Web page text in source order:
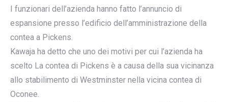
I funzionari dell’azienda hanno fatto l’annuncio di
espansione presso l’edificio dell’amministrazione della
contea a Pickens.
Kawaja ha detto che uno dei motivi per cui l’azienda ha
scelto La contea di Pickens è a causa della sua vicinanza
allo stabilimento di Westminster nella vicina contea di
Oconee.